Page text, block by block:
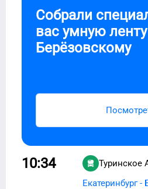
Собрали
вас умную
Берёзовскому
10:34
Туринское
Екатеринбург -